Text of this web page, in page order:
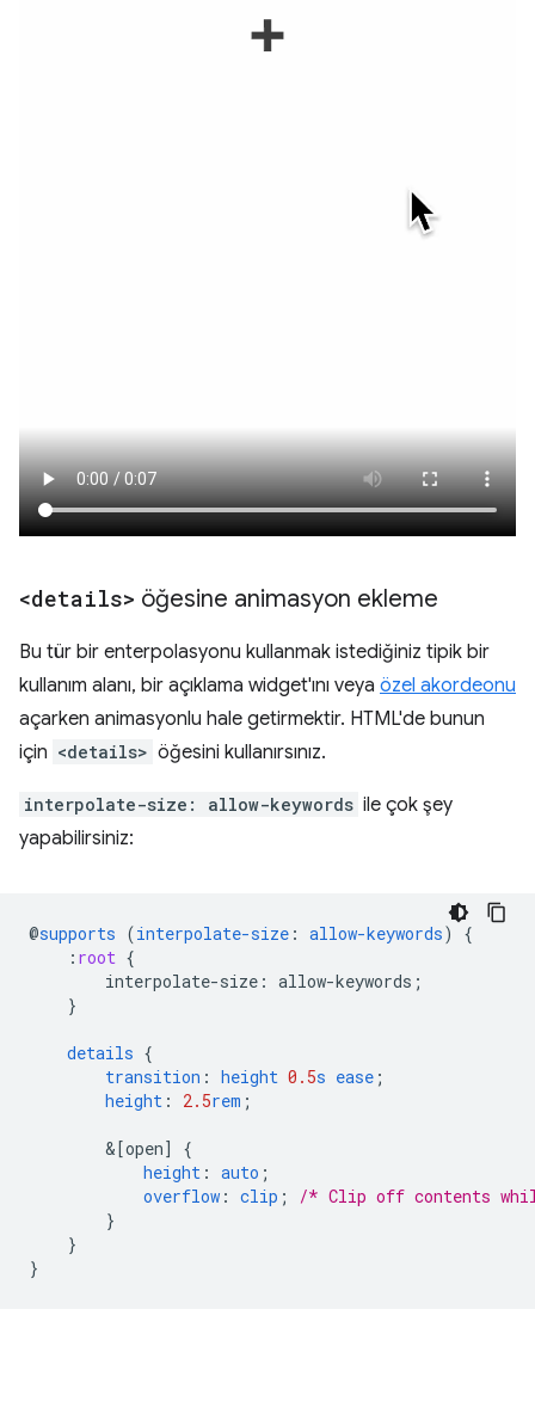
<details> öğesine animasyon ekleme
Bu tür bir enterpolasyonu kullanmak istediğiniz tipik bir
kullanım alanı, bir açıklama widget'ını veya özel akordeonu
açarken animasyonlu hale getirmektir. HTML'de bunun
için <details> öğesini kullanırsınız.
interpolate-size: allow-keywords ile çok şey
yapabilirsiniz:
@supports (interpolate-size : allow-keywords)
{
: root {
interpolate-size : allow-keywords ;
}
details {
transition : height 0.5s ease ;
height : 2.5rem ;
&[open]
{
height : auto ;
overflow : clip ;
/* Clip off contents
}
}
}